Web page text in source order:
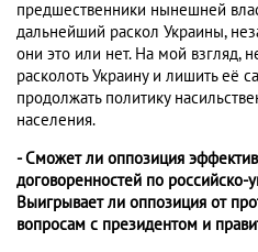
предшественники нынешней
дальнейший раскол Украины,
они это или нет. На мой взгляд,
расколоть Украину и лишить её
продолжать политику
населения.
- Сможет ли оппозиция
договоренностей по
Выигрывает ли оппозиция от
вопросам с президентом и